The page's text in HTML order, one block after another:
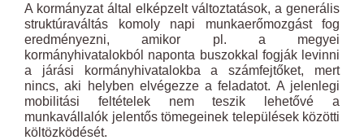
A kormányzat által elképzelt változtatások, a generális
struktúraváltás komoly napi munkaerőmozgást fog
eredményezni, amikor pl. a megyei
kormányhivatalokból naponta buszokkal fogják levinni
a járási kormányhivatalokba a számfejtőket, mert
nincs, aki helyben elvégezze a feladatot. A jelenlegi
mobilitási feltételek nem teszik lehetővé a
munkavállalók jelentős tömegeinek települések közötti
költözködését.